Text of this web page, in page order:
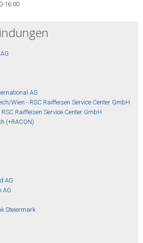
16:00
AG
Wien - RSC Raiffeisen Service Center GmbH
Raiffeisen Service Center GmbH
(+RACON)
AG
AG
Steiermark